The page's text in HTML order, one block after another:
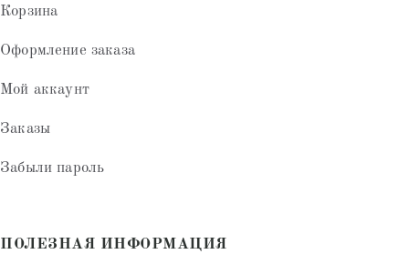
Корзина
Оформление заказа
Мой аккаунт
Заказы
Забыли пароль
ПОЛЕЗНАЯ ИНФОРМАЦИЯ